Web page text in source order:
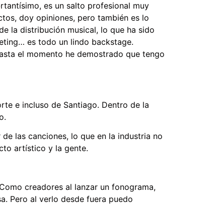
es un salto profesional muy
doy opiniones, pero también es lo
la distribución musical, lo que ha sido
es todo un lindo backstage.
el momento he demostrado que tengo
e incluso de Santiago. Dentro de la
las canciones, lo que en la industria no
artístico y la gente.
creadores al lanzar un fonograma,
Pero al verlo desde fuera puedo